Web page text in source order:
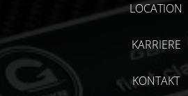
LOCATION
KARRIERE
KONTAKT